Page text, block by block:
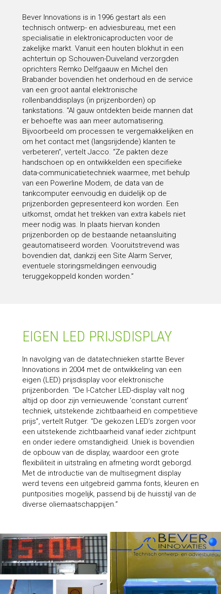
Bever Innovations is in 1996 gestart als een
technisch ontwerp- en adviesbureau, met een
specialisatie in elektronicaproducten voor de
zakelijke markt. Vanuit een houten blokhut in een
achtertuin op Schouwen-Duiveland verzorgden
oprichters Remko Delfgaauw en Michel den
Brabander bovendien het onderhoud en de service
van een groot aantal elektronische
rollenbanddisplays (in prijzenborden) op
tankstations. “Al gauw ontdekten beide mannen dat
er behoefte was aan meer automatisering.
Bijvoorbeeld om processen te vergemakkelijken en
om het contact met (langsrijdende) klanten te
verbeteren”, vertelt Jacco. “Ze pakten deze
handschoen op en ontwikkelden een specifieke
data-communicatietechniek waarmee, met behulp
van een Powerline Modem, de data van de
tankcomputer eenvoudig en duidelijk op de
prijzenborden gepresenteerd kon worden. Een
uitkomst, omdat het trekken van extra kabels niet
meer nodig was. In plaats hiervan konden
prijzenborden op de bestaande netaansluiting
geautomatiseerd worden. Vooruitstrevend was
bovendien dat, dankzij een Site Alarm Server,
eventuele storingsmeldingen eenvoudig
teruggekoppeld konden worden.”
EIGEN LED PRIJSDISPLAY
In navolging van de datatechnieken startte Bever
Innovations in 2004 met de ontwikkeling van een
eigen (LED) prijsdisplay voor elektronische
prijzenborden. “De I-Catcher LED-display valt nog
altijd op door zijn vernieuwende ‘constant current’
techniek, uitstekende zichtbaarheid en competitieve
prijs”, vertelt Rutger. “De gekozen LED’s zorgen voor
een uitstekende zichtbaarheid vanaf ieder zichtpunt
en onder iedere omstandigheid. Uniek is bovendien
de opbouw van de display, waardoor een grote
flexibiliteit in uitstraling en afmeting wordt geborgd.
Met de introductie van de multisegment display
werd tevens een uitgebreid gamma fonts, kleuren en
puntposities mogelijk, passend bij de huisstijl van de
diverse oliemaatschappijen.”